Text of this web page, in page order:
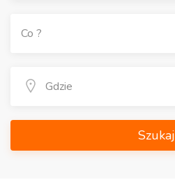
Szukaj